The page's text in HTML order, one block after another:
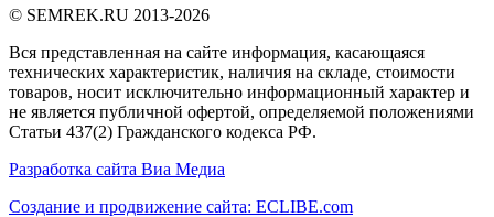
© SEMREK.RU 2013-2026
Вся представленная на сайте информация, касающаяся
технических характеристик, наличия на складе, стоимости
товаров, носит исключительно информационный характер и
не является публичной офертой, определяемой положениями
Статьи 437(2) Гражданского кодекса РФ.
Разработка сайта Виа Медиа
Создание и продвижение сайта: ECLIBE.com